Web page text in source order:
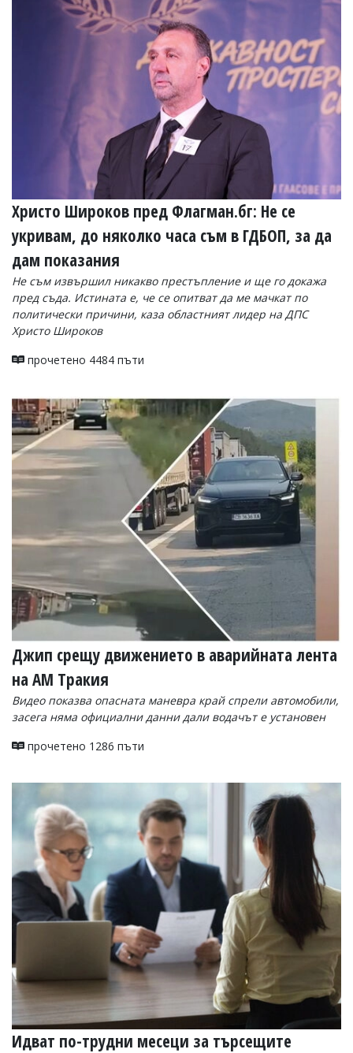
Христо Широков пред Флагман.бг: Не се
укривам, до няколко часа съм в ГДБОП, за да
дам показания
Не съм извършил никакво престъпление и ще го докажа
пред съда. Истината е, че се опитват да ме мачкат по
политически причини, каза областният лидер на ДПС
Христо Широков
прочетено 4484 пъти
Джип срещу движението в аварийната лента
на АМ Тракия
Видео показва опасната маневра край спрели автомобили,
засега няма официални данни дали водачът е установен
прочетено 1286 пъти
Идват по-трудни месеци за търсещите